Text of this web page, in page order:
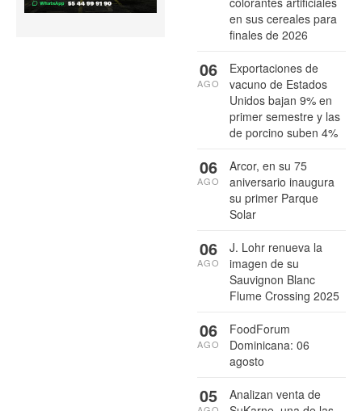
en sus cereales para
finales de 2026
Exportaciones de
vacuno de Estados
Unidos bajan 9% en
primer semestre y las
de porcino suben 4%
06
AGO
Arcor, en su 75
aniversario inaugura
su primer Parque
Solar
06
AGO
J. Lohr renueva la
imagen de su
Sauvignon Blanc
Flume Crossing 2025
06
AGO
FoodForum
Dominicana: 06
agosto
06
AGO
Analizan venta de
05